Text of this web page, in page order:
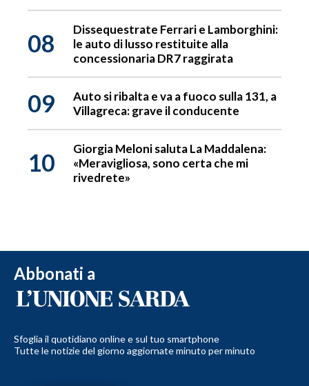
08
Dissequestrate Ferrari e Lamborghini:
le auto di lusso restituite alla
concessionaria DR7 raggirata
09
Auto si ribalta e va a fuoco sulla 131, a
Villagreca: grave il conducente
10
Giorgia Meloni saluta La Maddalena:
«Meravigliosa, sono certa che mi
rivedrete»
Abbonati a
Sfoglia il quotidiano online e sul tuo smartphone
Tutte le notizie del giorno aggiornate minuto per minuto